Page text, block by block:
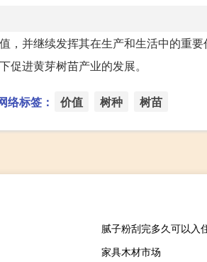
，并继续发挥其在生产和生活中的重
进黄芽树苗产业的发展。
络标签： 价值 树种 树苗
腻子粉刮完多久可以入
家具木材市场